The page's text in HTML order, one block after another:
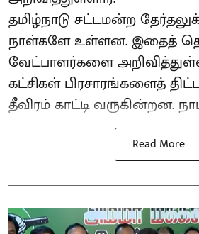
தமிழ்நாடு சட்டமன்ற
நாள்களே உள்ளன. இதைத்
வேட்பாளர்களை
கட்சிகள் பிரசாரங்களைத்
தீவிரம் காட்டி வருகின்றன.
Read More